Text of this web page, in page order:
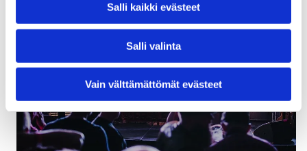
Salli kaikki evästeet
Salli valinta
Vain välttämättömät evästeet